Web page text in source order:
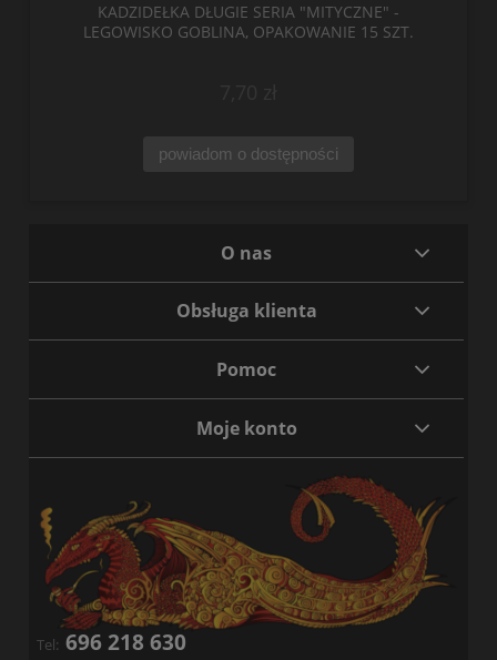
KADZIDEŁKA DŁUGIE SERIA "MITYCZNE" -
LEGOWISKO GOBLINA, OPAKOWANIE 15 SZT.
powiadom o dostępności
O nas
Obsługa klienta
Pomoc
Moje konto
Tel: 696 218 630